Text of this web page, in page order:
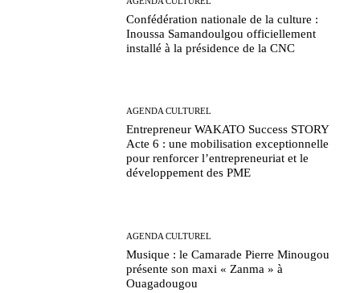
Confédération nationale de la culture :
Inoussa Samandoulgou officiellement
installé à la présidence de la CNC
AGENDA CULTUREL
Entrepreneur WAKATO Success STORY
Acte 6 : une mobilisation exceptionnelle
pour renforcer l’entrepreneuriat et le
développement des PME
AGENDA CULTUREL
Musique : le Camarade Pierre Minougou
présente son maxi « Zanma » à
Ouagadougou